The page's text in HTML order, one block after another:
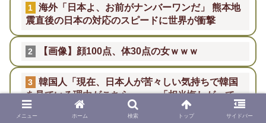
1
海外「日本よ、お前がナンバーワンだ」 熊本地
震直後の日本の対応のスピードに世界が衝撃
2 【画像】顔100点、体30点の女ｗｗｗ
3
韓国人「現在、日本人が苦々しい気持ちで韓国
を見ている理由がこちら…」→「相当悔しがって
るだろうな…（ﾌﾞﾙﾌﾞﾙ」＝韓国の反応
メニュー ホーム 検索 トップ サイドバー